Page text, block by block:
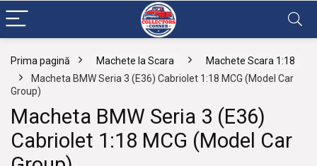
Prima pagină Machete la Scara
Machete Scara 1:18
Macheta BMW Seria 3 (E36) Cabriolet 1:18 MCG (Model Car
Group)
Macheta BMW Seria 3 (E36)
Cabriolet 1:18 MCG (Model Car